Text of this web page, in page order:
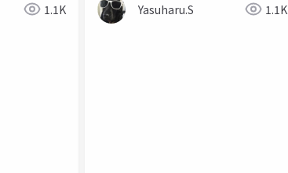
1.1K Yasuharu.S 1.1K